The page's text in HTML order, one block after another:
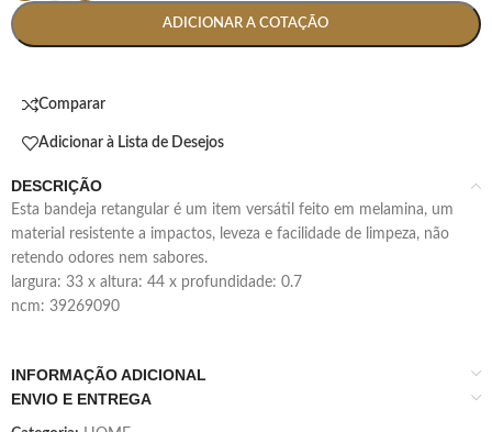
ADICIONAR A COTAÇÃO
Comparar
Adicionar à Lista de Desejos
DESCRIÇÃO
esta bandeja retangular é um item versátil feito em melamina, um
material resistente a impactos, leveza e facilidade de limpeza, não
retendo odores nem sabores.
largura: 33 x altura: 44 x profundidade: 0.7
ncm: 39269090
INFORMAÇÃO ADICIONAL
ENVIO E ENTREGA